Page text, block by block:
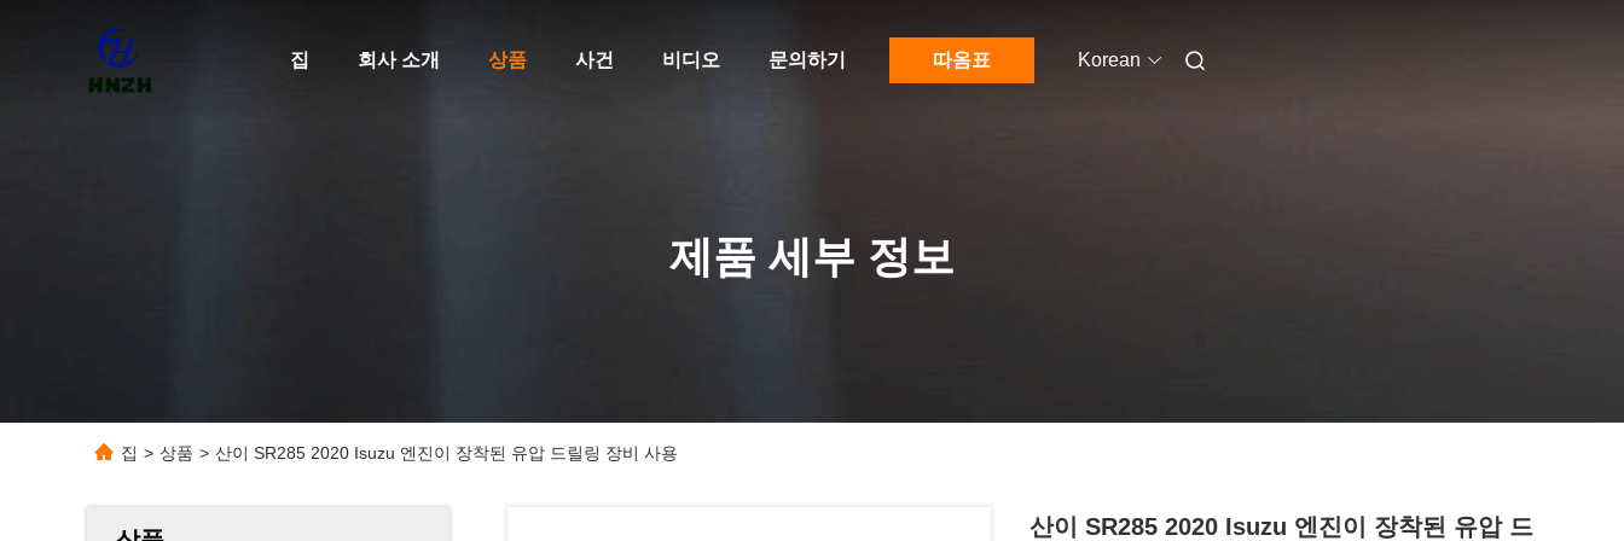
집 회사 소개 상품 사건 비디오 문의하기 따옴표 Korean
제품 세부 정보
집 > 상품 > 산이 SR285 2020 Isuzu 엔진이 장착된 유압 드릴링 장비 사용
산이 SR285 2020 Isuzu 엔진이 장착된 유압 드